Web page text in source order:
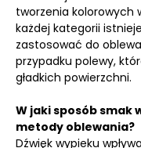
tworzenia kolorowych
każdej kategorii
zastosować do
przypadku polewy,
gładkich powierzchni.
W jaki sposób smak
metody oblewania?
Dźwięk wypieku